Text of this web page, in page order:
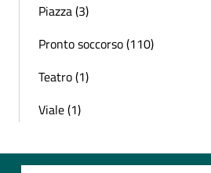
Piazza (3)
Pronto soccorso (110)
Teatro (1)
Viale (1)